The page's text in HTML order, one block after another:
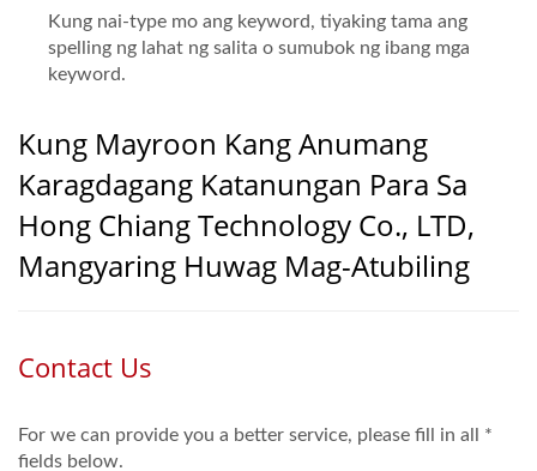
Kung nai-type mo ang keyword, tiyaking tama ang
spelling ng lahat ng salita o sumubok ng ibang mga
keyword.
Kung Mayroon Kang Anumang
Karagdagang Katanungan Para Sa
Hong Chiang Technology Co., LTD,
Mangyaring Huwag Mag-Atubiling